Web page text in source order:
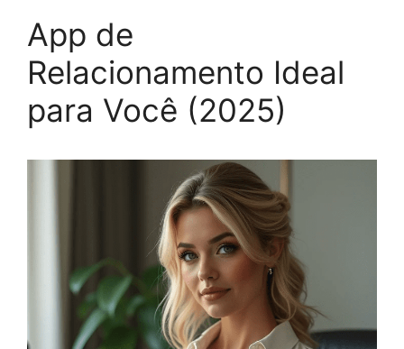
App de
Relacionamento Ideal
para Você (2025)